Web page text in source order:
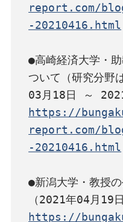
report.com/
-20210416.html
●高崎経済大学・
ついて（研究分野
https://
report.com/
-20210416.html
●新潟大学・教授の
https://